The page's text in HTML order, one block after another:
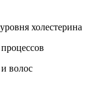
холестерина
волос